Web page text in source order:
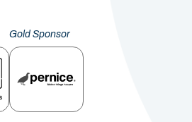
Gold Sponsor